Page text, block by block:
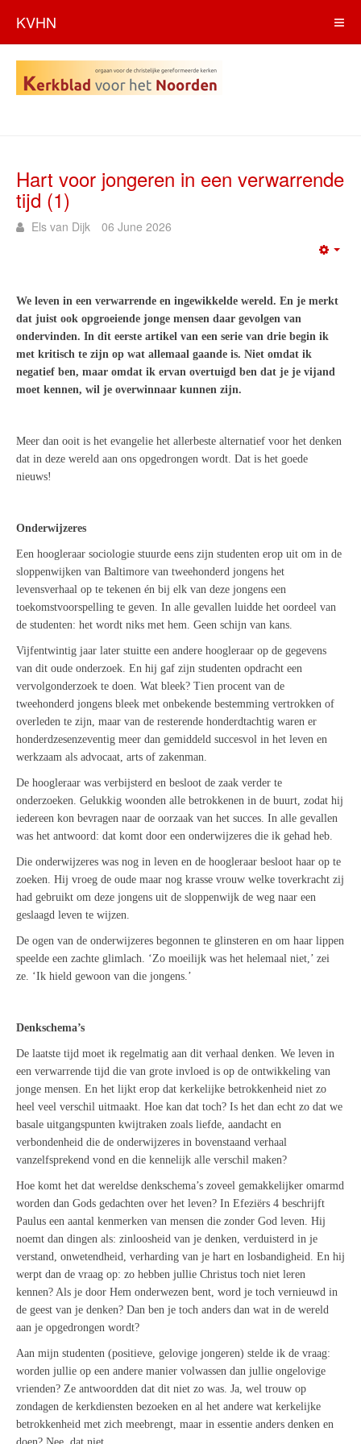
KVHN
Hart voor jongeren in een verwarrende
tijd (1)
Els van Dijk 06 June 2026
We leven in een verwarrende en ingewikkelde wereld. En je merkt
dat juist ook opgroeiende jonge mensen daar gevolgen van
ondervinden. In dit eerste artikel van een serie van drie begin ik
met kritisch te zijn op wat allemaal gaande is. Niet omdat ik
negatief ben, maar omdat ik ervan overtuigd ben dat je je vijand
moet kennen, wil je overwinnaar kunnen zijn.
Meer dan ooit is het evangelie het allerbeste alternatief voor het denken
dat in deze wereld aan ons opgedrongen wordt. Dat is het goede
nieuws!
Onderwijzeres
Een hoogleraar sociologie stuurde eens zijn studenten erop uit om in de
sloppenwijken van Baltimore van tweehonderd jongens het
levensverhaal op te tekenen én bij elk van deze jongens een
toekomstvoorspelling te geven. In alle gevallen luidde het oordeel van
de studenten: het wordt niks met hem. Geen schijn van kans.
Vijfentwintig jaar later stuitte een andere hoogleraar op de gegevens
van dit oude onderzoek. En hij gaf zijn studenten opdracht een
vervolgonderzoek te doen. Wat bleek? Tien procent van de
tweehonderd jongens bleek met onbekende bestemming vertrokken of
overleden te zijn, maar van de resterende honderdtachtig waren er
honderdzesenzeventig meer dan gemiddeld succesvol in het leven en
werkzaam als advocaat, arts of zakenman.
De hoogleraar was verbijsterd en besloot de zaak verder te
onderzoeken. Gelukkig woonden alle betrokkenen in de buurt, zodat hij
iedereen kon bevragen naar de oorzaak van het succes. In alle gevallen
was het antwoord: dat komt door een onderwijzeres die ik gehad heb.
Die onderwijzeres was nog in leven en de hoogleraar besloot haar op te
zoeken. Hij vroeg de oude maar nog krasse vrouw welke toverkracht zij
had gebruikt om deze jongens uit de sloppenwijk de weg naar een
geslaagd leven te wijzen.
De ogen van de onderwijzeres begonnen te glinsteren en om haar lippen
speelde een zachte glimlach. ‘Zo moeilijk was het helemaal niet,’ zei
ze. ‘Ik hield gewoon van die jongens.’
Denkschema’s
De laatste tijd moet ik regelmatig aan dit verhaal denken. We leven in
een verwarrende tijd die van grote invloed is op de ontwikkeling van
jonge mensen. En het lijkt erop dat kerkelijke betrokkenheid niet zo
heel veel verschil uitmaakt. Hoe kan dat toch? Is het dan echt zo dat we
basale uitgangspunten kwijtraken zoals liefde, aandacht en
verbondenheid die de onderwijzeres in bovenstaand verhaal
vanzelfsprekend vond en die kennelijk alle verschil maken?
Hoe komt het dat wereldse denkschema’s zoveel gemakkelijker omarmd
worden dan Gods gedachten over het leven? In Efeziërs 4 beschrijft
Paulus een aantal kenmerken van mensen die zonder God leven. Hij
noemt dan dingen als: zinloosheid van je denken, verduisterd in je
verstand, onwetendheid, verharding van je hart en losbandigheid. En hij
werpt dan de vraag op: zo hebben jullie Christus toch niet leren
kennen? Als je door Hem onderwezen bent, word je toch vernieuwd in
de geest van je denken? Dan ben je toch anders dan wat in de wereld
aan je opgedrongen wordt?
Aan mijn studenten (positieve, gelovige jongeren) stelde ik de vraag:
worden jullie op een andere manier volwassen dan jullie ongelovige
vrienden? Ze antwoordden dat dit niet zo was. Ja, wel trouw op
zondagen de kerkdiensten bezoeken en al het andere wat kerkelijke
betrokkenheid met zich meebrengt, maar in essentie anders denken en